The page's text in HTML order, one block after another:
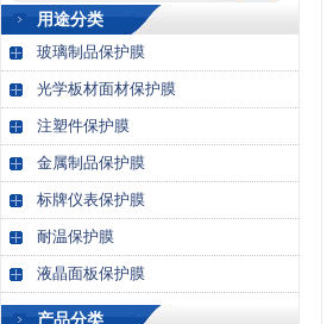
用途分类
玻璃制品保护膜
光学板材面材保护膜
注塑件保护膜
金属制品保护膜
标牌仪表保护膜
耐温保护膜
液晶面板保护膜
产品分类